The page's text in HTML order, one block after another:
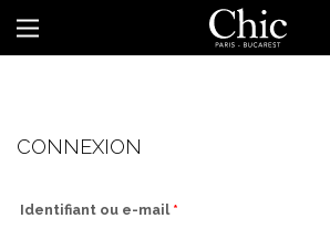
W
CONNEXION
Identifiant ou e-mail *